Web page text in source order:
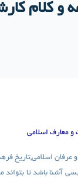
و کلام
و معارف اسلامی
عرفان اسلامی,تاریخ
آشنا باشد تا